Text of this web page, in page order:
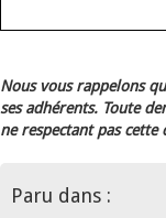
Nous vous rappelons
ses adhérents. Toute
ne respectant pas
Paru dans :